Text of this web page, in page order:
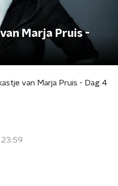
Marja Pruis -
van Marja Pruis - Dag 4